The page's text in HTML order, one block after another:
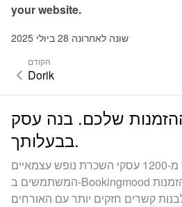
your website.
שונה לאחרונה 28 ביולי 2025
הקודם
Dorik
שלכם. בנה עסק
בבעלותך.
הצטרפו ליותר מ-1200 עסקי השכרת נופש עצמאיים
המשתמשים ב-Bookingmood כדי להגדיל את מספר ההזמנות